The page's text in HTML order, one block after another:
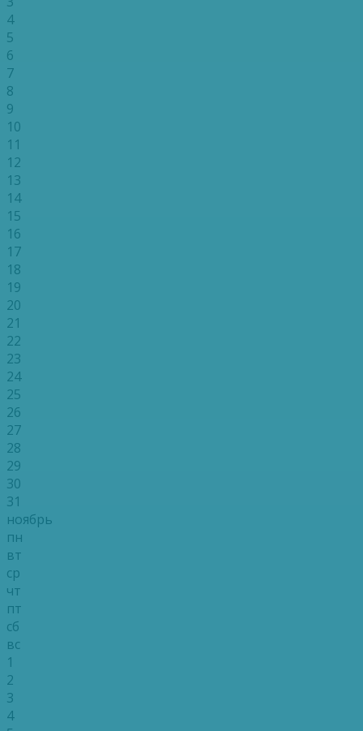
4
5
6
7
8
9
10
11
12
13
14
15
16
17
18
19
20
21
22
23
24
25
26
27
28
29
30
31
ноябрь
пн
вт
ср
чт
пт
сб
вс
1
2
3
4